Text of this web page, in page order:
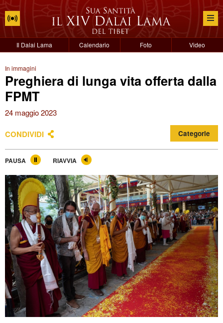
Il Dalai Lama Calendario Foto Video
In immagini
Preghiera di lunga vita offerta dalla
FPMT
24 maggio 2023
CONDIVIDI Categorie
PAUSA RIAVVIA